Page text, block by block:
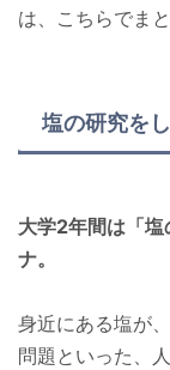
は、こちらでま
塩の研究を
大学2年間は「
ナ。
身近にある塩が
問題といった、